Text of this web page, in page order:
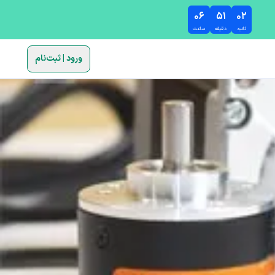
۰۶
ساعت
۵۱
دقیقه
۰۱
ثانیه
ورود | ثبت‌نام